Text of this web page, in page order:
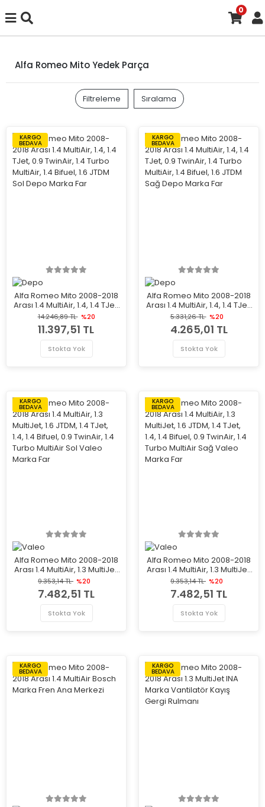
0
Alfa Romeo Mito Yedek Parça
Filtreleme Sıralama
KARGO
BEDAVA
Alfa Romeo Mito 2008-2018
Arası 1.4 MultiAir, 1.4, 1.4 TJet,
0.9 TwinAir, 1.4 Turbo
MultiAir, 1.4 Bifuel, 1.6 JTDM
Sol Depo Marka Far
14.246,89 TL %20
11.397,51 TL
Stokta Yok
KARGO
BEDAVA
Alfa Romeo Mito 2008-2018
Arası 1.4 MultiAir, 1.4, 1.4 TJet,
0.9 TwinAir, 1.4 Turbo
MultiAir, 1.4 Bifuel, 1.6 JTDM
Sağ Depo Marka Far
5.331,26 TL %20
4.265,01 TL
Stokta Yok
KARGO
BEDAVA
Alfa Romeo Mito 2008-2018
Arası 1.4 MultiAir, 1.3 MultiJet,
1.6 JTDM, 1.4 TJet, 1.4, 1.4
Bifuel, 0.9 TwinAir, 1.4 Turbo
MultiAir Sol Valeo Marka Far
9.353,14 TL %20
7.482,51 TL
Stokta Yok
KARGO
BEDAVA
Alfa Romeo Mito 2008-2018
Arası 1.4 MultiAir, 1.3 MultiJet,
1.6 JTDM, 1.4 TJet, 1.4, 1.4
Bifuel, 0.9 TwinAir, 1.4 Turbo
MultiAir Sağ Valeo Marka
9.353,14 TL %20
7.482,51 TL
Stokta Yok
KARGO
BEDAVA
KARGO
BEDAVA